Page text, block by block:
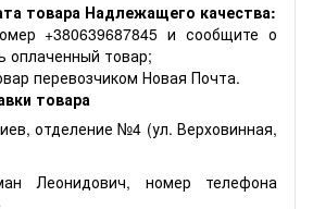
товара Надлежащего качества:
+380639687845 и сообщите о
оплаченный товар;
перевозчиком Новая Почта.
товара
отделение №4 (ул. Верховинная,
Леонидович, номер телефона